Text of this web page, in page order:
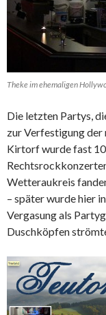
Theke im ehemaligen
Die letzten Partys,
zur Verfestigung
Kirtorf wurde fast
Wetteraukreis
– später wurde hier
Vergasung als
Duschköpfen